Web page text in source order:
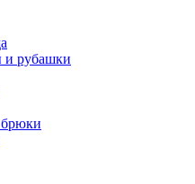
и рубашки